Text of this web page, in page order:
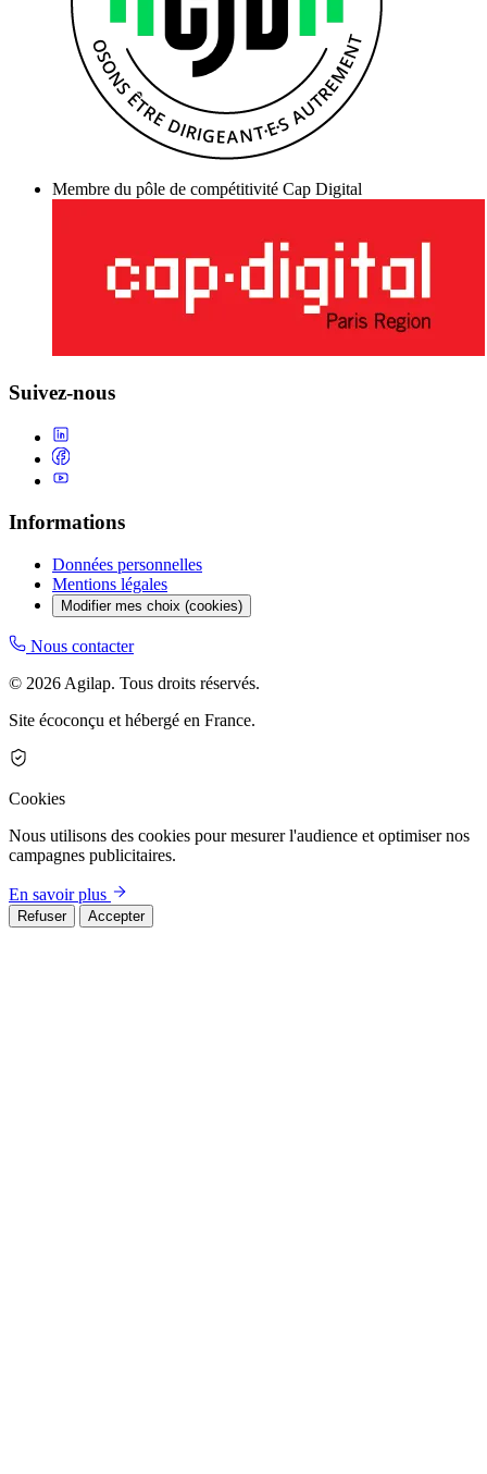
Membre du pôle de compétitivité Cap Digital
Suivez-nous
Informations
Données personnelles
Mentions légales
Modifier mes choix (cookies)
Nous contacter
© 2026 Agilap. Tous droits réservés.
Site écoconçu et hébergé en France.
Cookies
Nous utilisons des cookies pour mesurer l'audience et optimiser nos
campagnes publicitaires.
En savoir plus
Refuser Accepter